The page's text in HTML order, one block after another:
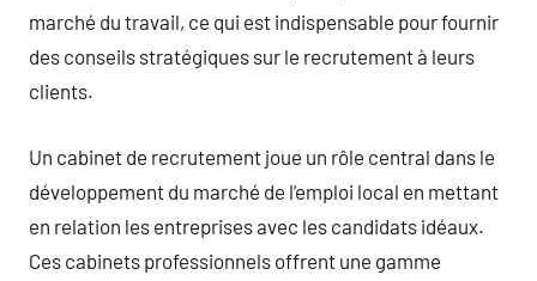
marché du travail, ce qui est indispensable pour fournir
des conseils stratégiques sur le recrutement à leurs
clients.
Un cabinet de recrutement joue un rôle central dans le
développement du marché de l’emploi local en mettant
en relation les entreprises avec les candidats idéaux.
Ces cabinets professionnels offrent une gamme